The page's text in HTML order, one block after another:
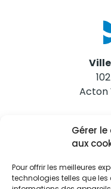
Gérer
aux
Pour offrir les meilleures
technologies telles que
Acton
Tél.